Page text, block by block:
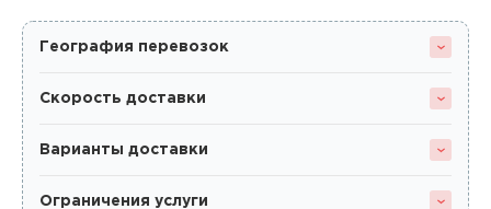
География перевозок
Скорость доставки
Варианты доставки
Ограничения услуги